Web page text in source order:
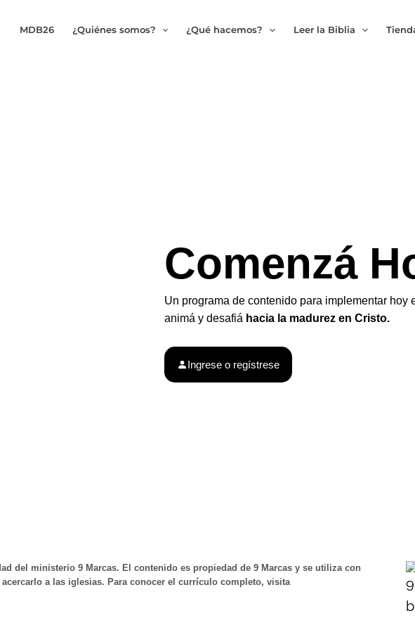
MDB26 ¿Quiénes somos? ¿Qué hacemos? Leer la Biblia
Comenzá
Un programa de contenido para implementar hoy
animá y desafiá hacia la madurez en Cristo.
Ingrese o regístrese
del ministerio 9 Marcas. El contenido es propiedad de 9 Marcas y se utiliza con
a las iglesias. Para conocer el currículo completo, visita